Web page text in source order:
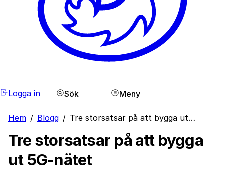
Logga in Sök Meny
Hem / Blogg / Tre storsatsar på att bygga ut…
Tre storsatsar på att bygga
ut 5G-nätet